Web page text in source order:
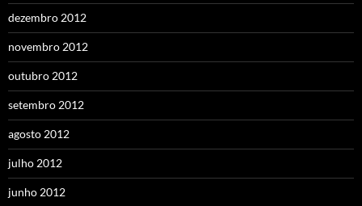
dezembro 2012
novembro 2012
outubro 2012
setembro 2012
agosto 2012
julho 2012
junho 2012